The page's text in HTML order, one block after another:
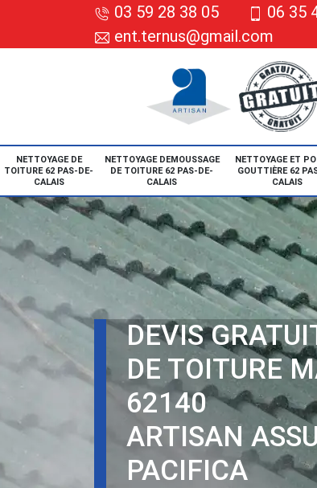
03 59 28 38 05
06 35
ent.ternus@gmail.com
NETTOYAGE DE
TOITURE 62 PAS-DE-
CALAIS
NETTOYAGE DEMOUSSAGE
DE TOITURE 62 PAS-DE-
CALAIS
NETTOYAGE ET
GOUTTIÈRE 62
CALAIS
DEVIS
DE TOITURE
62140
ARTISAN
PACIFICA